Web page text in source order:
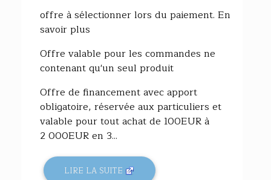
offre à sélectionner lors du paiement. En
savoir plus
Offre valable pour les commandes ne
contenant qu'un seul produit
Offre de financement avec apport
obligatoire, réservée aux particuliers et
valable pour tout achat de 100EUR à
2 000EUR en 3...
LIRE LA SUITE